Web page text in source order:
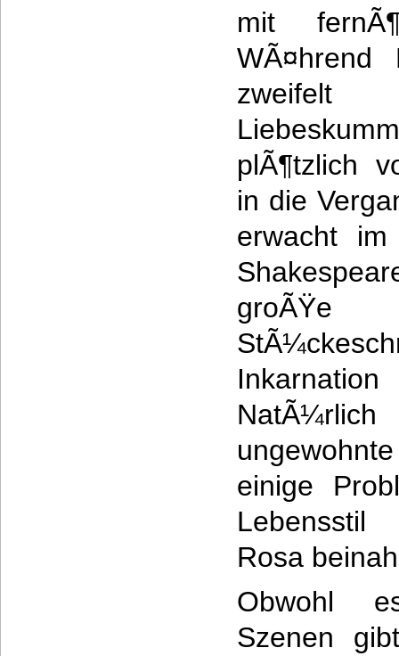
mit
plÃ¶tzlich
in die
erwacht
einige
Lebensstil
Rosa
Obwohl
Szenen